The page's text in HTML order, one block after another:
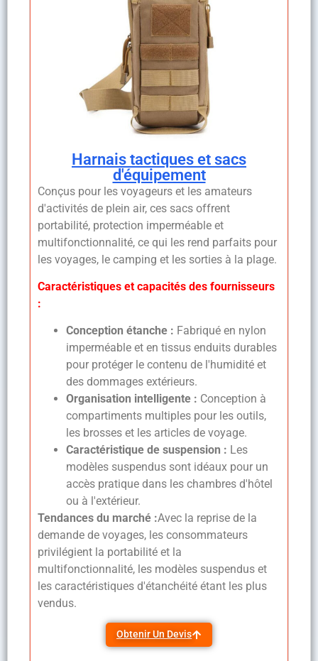
Harnais tactiques et sacs
d'équipement
Conçus pour les voyageurs et les amateurs
d'activités de plein air, ces sacs offrent
portabilité, protection imperméable et
multifonctionnalité, ce qui les rend parfaits pour
les voyages, le camping et les sorties à la plage.
Caractéristiques et capacités des fournisseurs
:
Conception étanche : Fabriqué en nylon
imperméable et en tissus enduits durables
pour protéger le contenu de l'humidité et
des dommages extérieurs.
Organisation intelligente : Conception à
compartiments multiples pour les outils,
les brosses et les articles de voyage.
Caractéristique de suspension : Les
modèles suspendus sont idéaux pour un
accès pratique dans les chambres d'hôtel
ou à l'extérieur.
Tendances du marché :Avec la reprise de la
demande de voyages, les consommateurs
privilégient la portabilité et la
multifonctionnalité, les modèles suspendus et
les caractéristiques d'étanchéité étant les plus
vendus.
Obtenir Un Devis